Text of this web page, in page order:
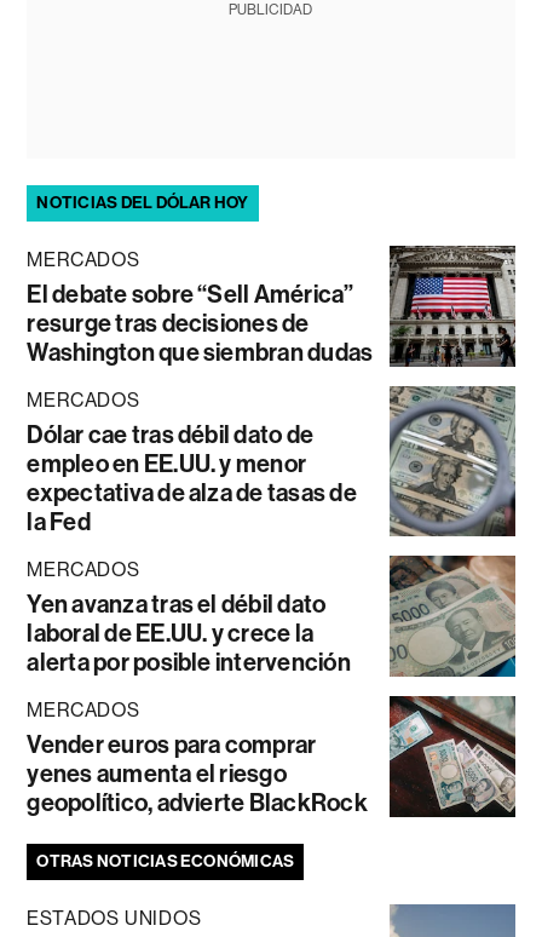
PUBLICIDAD
NOTICIAS DEL DÓLAR HOY
MERCADOS
El debate sobre “Sell América”
resurge tras decisiones de
Washington que siembran dudas
MERCADOS
Dólar cae tras débil dato de
empleo en EE.UU. y menor
expectativa de alza de tasas de
la Fed
MERCADOS
Yen avanza tras el débil dato
laboral de EE.UU. y crece la
alerta por posible intervención
MERCADOS
Vender euros para comprar
yenes aumenta el riesgo
geopolítico, advierte BlackRock
OTRAS NOTICIAS ECONÓMICAS
ESTADOS UNIDOS